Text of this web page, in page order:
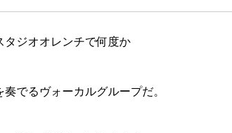
タジオオレンチで何度か
でるヴォーカルグループだ。